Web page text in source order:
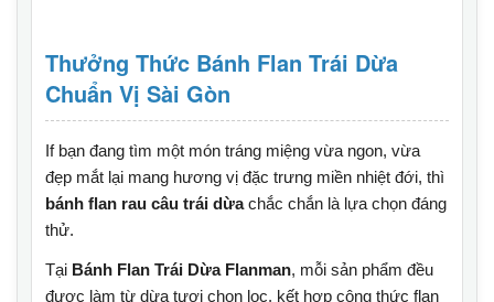
Thưởng Thức Bánh Flan Trái Dừa
Chuẩn Vị Sài Gòn
If bạn đang tìm một món tráng miệng vừa ngon, vừa
đẹp mắt lại mang hương vị đặc trưng miền nhiệt đới, thì
bánh flan rau câu trái dừachắc chắn là lựa chọn đáng
thử.
Tại Bánh Flan Trái Dừa Flanman, mỗi sản phẩm đều
được làm từ dừa tươi chọn lọc, kết hợp công thức flan